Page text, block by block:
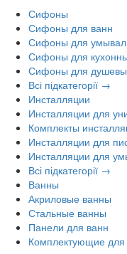
Сифоны
Сифоны для ванн
Сифоны для
Сифоны для
Сифоны для
Всі підкатегорії →
Инсталляции
Инсталляции для
Комплекты
Инсталляции для
Инсталляции для
Всі підкатегорії →
Ванны
Акриловые ванны
Стальные ванны
Панели для ванн
Комплектующие для